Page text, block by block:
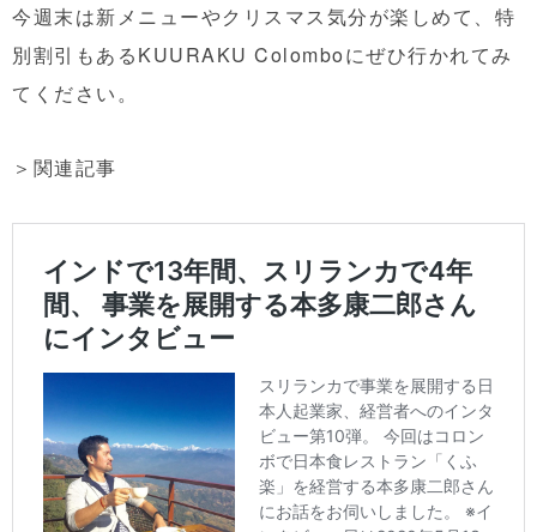
今週末は新メニューやクリスマス気分が楽しめて、特
別割引もあるKUURAKU Colomboにぜひ行かれてみ
てください。
＞関連記事